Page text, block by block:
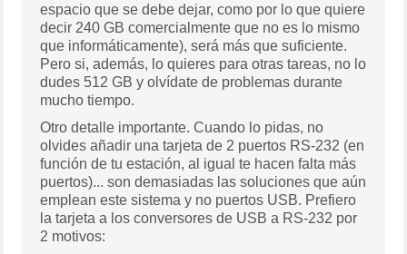
espacio que se debe dejar, como por lo que quiere
decir 240 GB comercialmente que no es lo mismo
que informáticamente), será más que suficiente.
Pero si, además, lo quieres para otras tareas, no lo
dudes 512 GB y olvídate de problemas durante
mucho tiempo.
Otro detalle importante. Cuando lo pidas, no
olvides añadir una tarjeta de 2 puertos RS-232 (en
función de tu estación, al igual te hacen falta más
puertos)... son demasiadas las soluciones que aún
emplean este sistema y no puertos USB. Prefiero
la tarjeta a los conversores de USB a RS-232 por
2 motivos: